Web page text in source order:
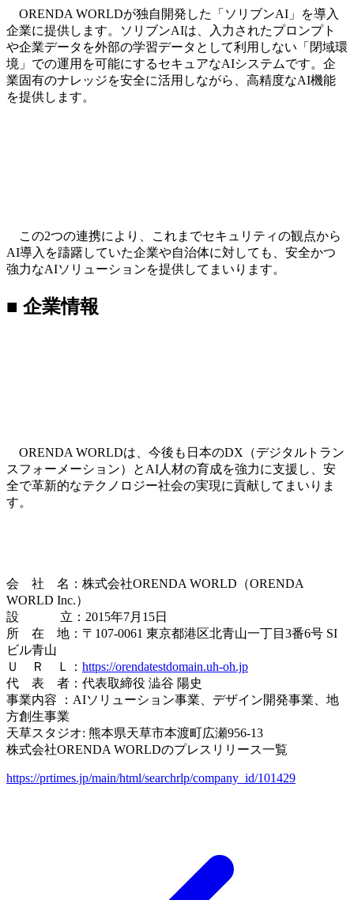
ORENDA WORLDが独自開発した「ソリブンAI」を導入
企業に提供します。ソリブンAIは、入力されたプロンプト
や企業データを外部の学習データとして利用しない「閉域環
境」での運用を可能にするセキュアなAIシステムです。企
業固有のナレッジを安全に活用しながら、高精度なAI機能
を提供します。
この2つの連携により、これまでセキュリティの観点から
AI導入を躊躇していた企業や自治体に対しても、安全かつ
強力なAIソリューションを提供してまいります。
■ 企業情報
ORENDA WORLDは、今後も日本のDX（デジタルトラン
スフォーメーション）とAI人材の育成を強力に支援し、安
全で革新的なテクノロジー社会の実現に貢献してまいりま
す。
会 社 名：株式会社ORENDA WORLD（ORENDA
WORLD Inc.）
設 立：2015年7月15日
所 在 地：〒107-0061 東京都港区北青山一丁目3番6号 SI
ビル青山
Ｕ Ｒ Ｌ： https://orendatestdomain.uh-oh.jp
代 表 者：代表取締役 澁谷 陽史
事業内容 ：AIソリューション事業、デザイン開発事業、地
方創生事業
天草スタジオ: 熊本県天草市本渡町広瀬956-13
株式会社ORENDA WORLDのプレスリリース一覧
https://prtimes.jp/main/html/searchrlp/company_id/101429